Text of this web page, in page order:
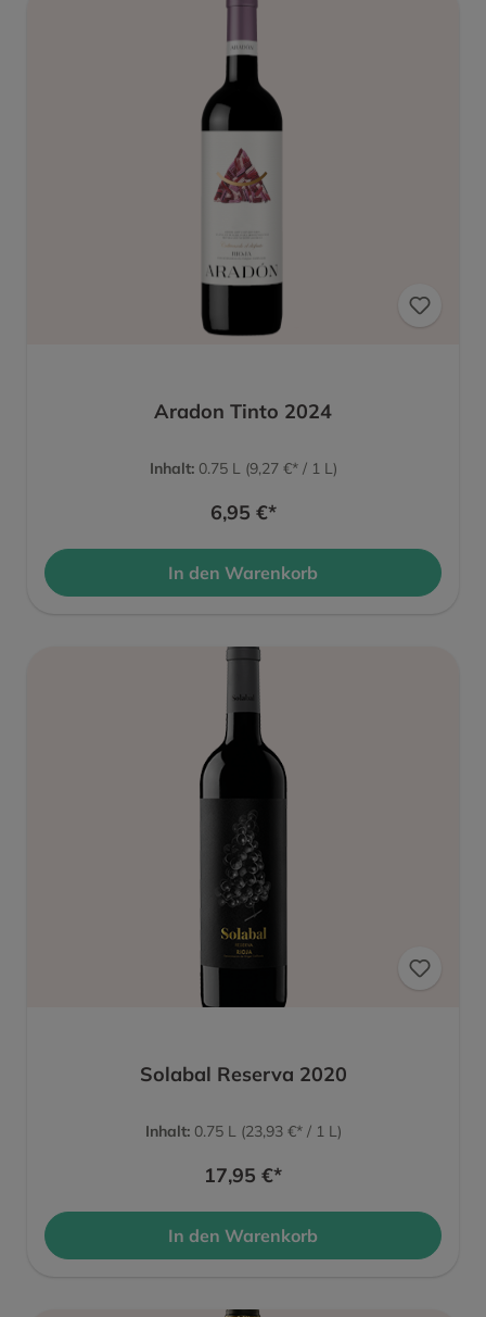
Aradon Tinto 2024
Inhalt: 0.75 L (9,27 €* / 1 L)
6,95 €*
In den Warenkorb
Solabal Reserva 2020
Inhalt: 0.75 L (23,93 €* / 1 L)
17,95 €*
In den Warenkorb